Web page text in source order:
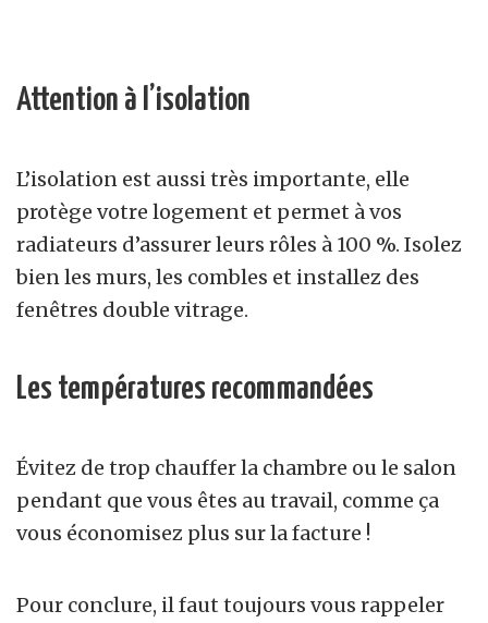
Attention à l’isolation
L’isolation est aussi très importante, elle
protège votre logement et permet à vos
radiateurs d’assurer leurs rôles à 100 %. Isolez
bien les murs, les combles et installez des
fenêtres double vitrage.
Les températures recommandées
Évitez de trop chauffer la chambre ou le salon
pendant que vous êtes au travail, comme ça
vous économisez plus sur la facture !
Pour conclure, il faut toujours vous rappeler